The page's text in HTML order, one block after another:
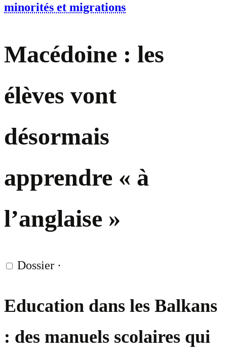
minorités et migrations
Macédoine : les
élèves vont
désormais
apprendre « à
l’anglaise »
Dossier ·
Education dans les Balkans
: des manuels scolaires qui